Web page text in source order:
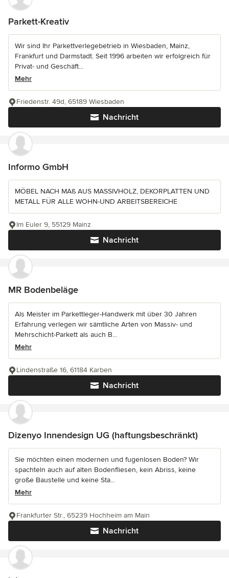
Parkett-Kreativ
Wir sind Ihr Parkettverlegebetrieb in Wiesbaden, Mainz,
Frankfurt und Darmstadt. Seit 1996 arbeiten wir erfolgreich für
Privat- und Geschäft...
Mehr
Nachricht
Friedenstr. 49d, 65189 Wiesbaden
Informo GmbH
MÖBEL NACH MAß AUS MASSIVHOLZ, DEKORPLATTEN UND
METALL FÜR ALLE WOHN-UND ARBEITSBEREICHE
Nachricht
Im Euler 9, 55129 Mainz
MR Bodenbeläge
Als Meister im Parkettleger-Handwerk mit über 30 Jahren
Erfahrung verlegen wir sämtliche Arten von Massiv- und
Mehrschicht-Parkett als auch B...
Mehr
Nachricht
Lindenstraße 16, 61184 Karben
Dizenyo Innendesign UG (haftungsbeschränkt)
Sie möchten einen modernen und fugenlosen Boden? Wir
spachteln auch auf alten Bodenfliesen, kein Abriss, keine
große Baustelle und keine Sta...
Mehr
Nachricht
Frankfurter Str., 65239 Hochheim am Main